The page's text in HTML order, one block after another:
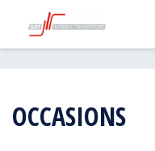
G&T Intern Transport
OCCASIONS